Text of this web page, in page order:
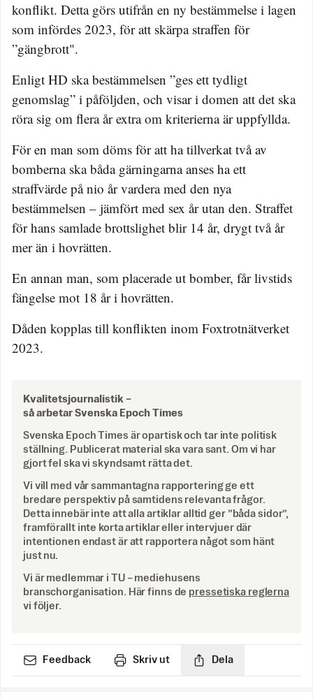
konflikt. Detta görs utifrån en ny bestämmelse i lagen
som infördes 2023, för att skärpa straffen för
”gängbrott".
Enligt HD ska bestämmelsen ”ges ett tydligt
genomslag” i påföljden, och visar i domen att det ska
röra sig om flera år extra om kriterierna är uppfyllda.
För en man som döms för att ha tillverkat två av
bomberna ska båda gärningarna anses ha ett
straffvärde på nio år vardera med den nya
bestämmelsen – jämfört med sex år utan den. Straffet
för hans samlade brottslighet blir 14 år, drygt två år
mer än i hovrätten.
En annan man, som placerade ut bomber, får livstids
fängelse mot 18 år i hovrätten.
Dåden kopplas till konflikten inom Foxtrotnätverket
2023.
Kvalitetsjournalistik –
så arbetar Svenska Epoch Times
Svenska Epoch Times är opartisk och tar inte politisk
ställning. Publicerat material ska vara sant. Om vi har
gjort fel ska vi skyndsamt rätta det.
Vi vill med vår sammantagna rapportering ge ett
bredare perspektiv på samtidens relevanta frågor.
Detta innebär inte att alla artiklar alltid ger ”båda sidor”,
framförallt inte korta artiklar eller intervjuer där
intentionen endast är att rapportera något som hänt
just nu.
Vi är medlemmar i TU – mediehusens
branschorganisation. Här finns de pressetiska reglerna
vi följer.
Feedback Skriv ut Dela